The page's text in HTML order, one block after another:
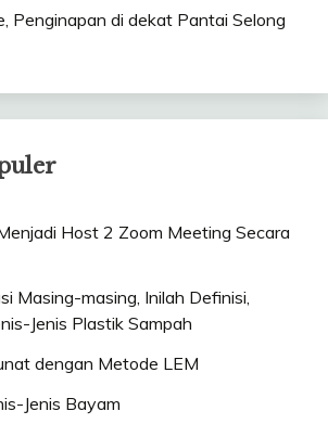
Penginapan di dekat Pantai Selong
Host 2 Zoom Meeting Secara
Masing-masing, Inilah Definisi,
Jenis Plastik Sampah
dengan Metode LEM
Jenis Bayam